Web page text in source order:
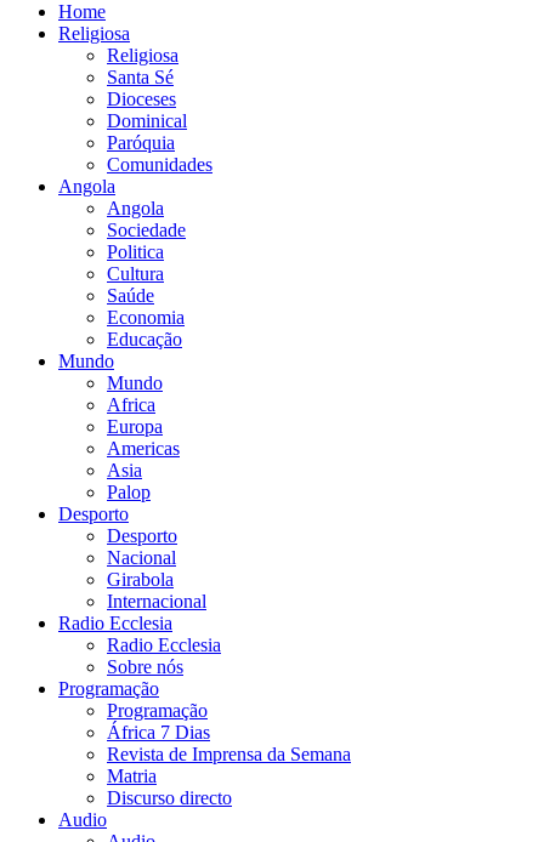
Home
Religiosa
Religiosa
Santa Sé
Dioceses
Dominical
Paróquia
Comunidades
Angola
Angola
Sociedade
Politica
Cultura
Saúde
Economia
Educação
Mundo
Mundo
Africa
Europa
Americas
Asia
Palop
Desporto
Desporto
Nacional
Girabola
Internacional
Radio Ecclesia
Radio Ecclesia
Sobre nós
Programação
Programação
África 7 Dias
Revista de Imprensa da Semana
Matria
Discurso directo
Audio